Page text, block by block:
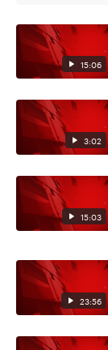
15:06
3:02
15:03
23:56